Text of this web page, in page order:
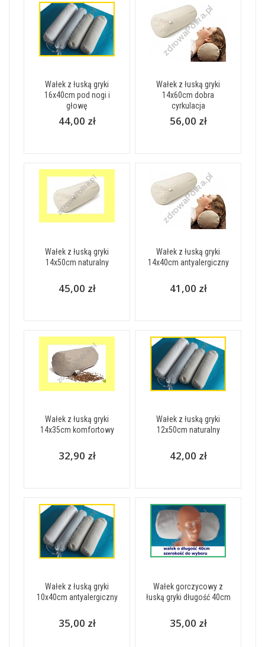
Wałek z łuską gryki
16x40cm pod nogi i
głowę
44,00 zł
Wałek z łuską gryki
14x60cm dobra
cyrkulacja
56,00 zł
Wałek z łuską gryki
14x50cm naturalny
45,00 zł
Wałek z łuską gryki
14x40cm antyalergiczny
41,00 zł
Wałek z łuską gryki
14x35cm komfortowy
32,90 zł
Wałek z łuską gryki
12x50cm naturalny
42,00 zł
Wałek z łuską gryki
10x40cm antyalergiczny
35,00 zł
Wałek gorczycowy z
łuską gryki długość 40cm
35,00 zł